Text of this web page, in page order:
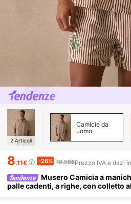
2 Articoli
Camicie da
uomo
8.11€ -26% 10.98€Prezzo IVA e dazi
Musero Camicia a
palle cadenti, a righe, con colletto